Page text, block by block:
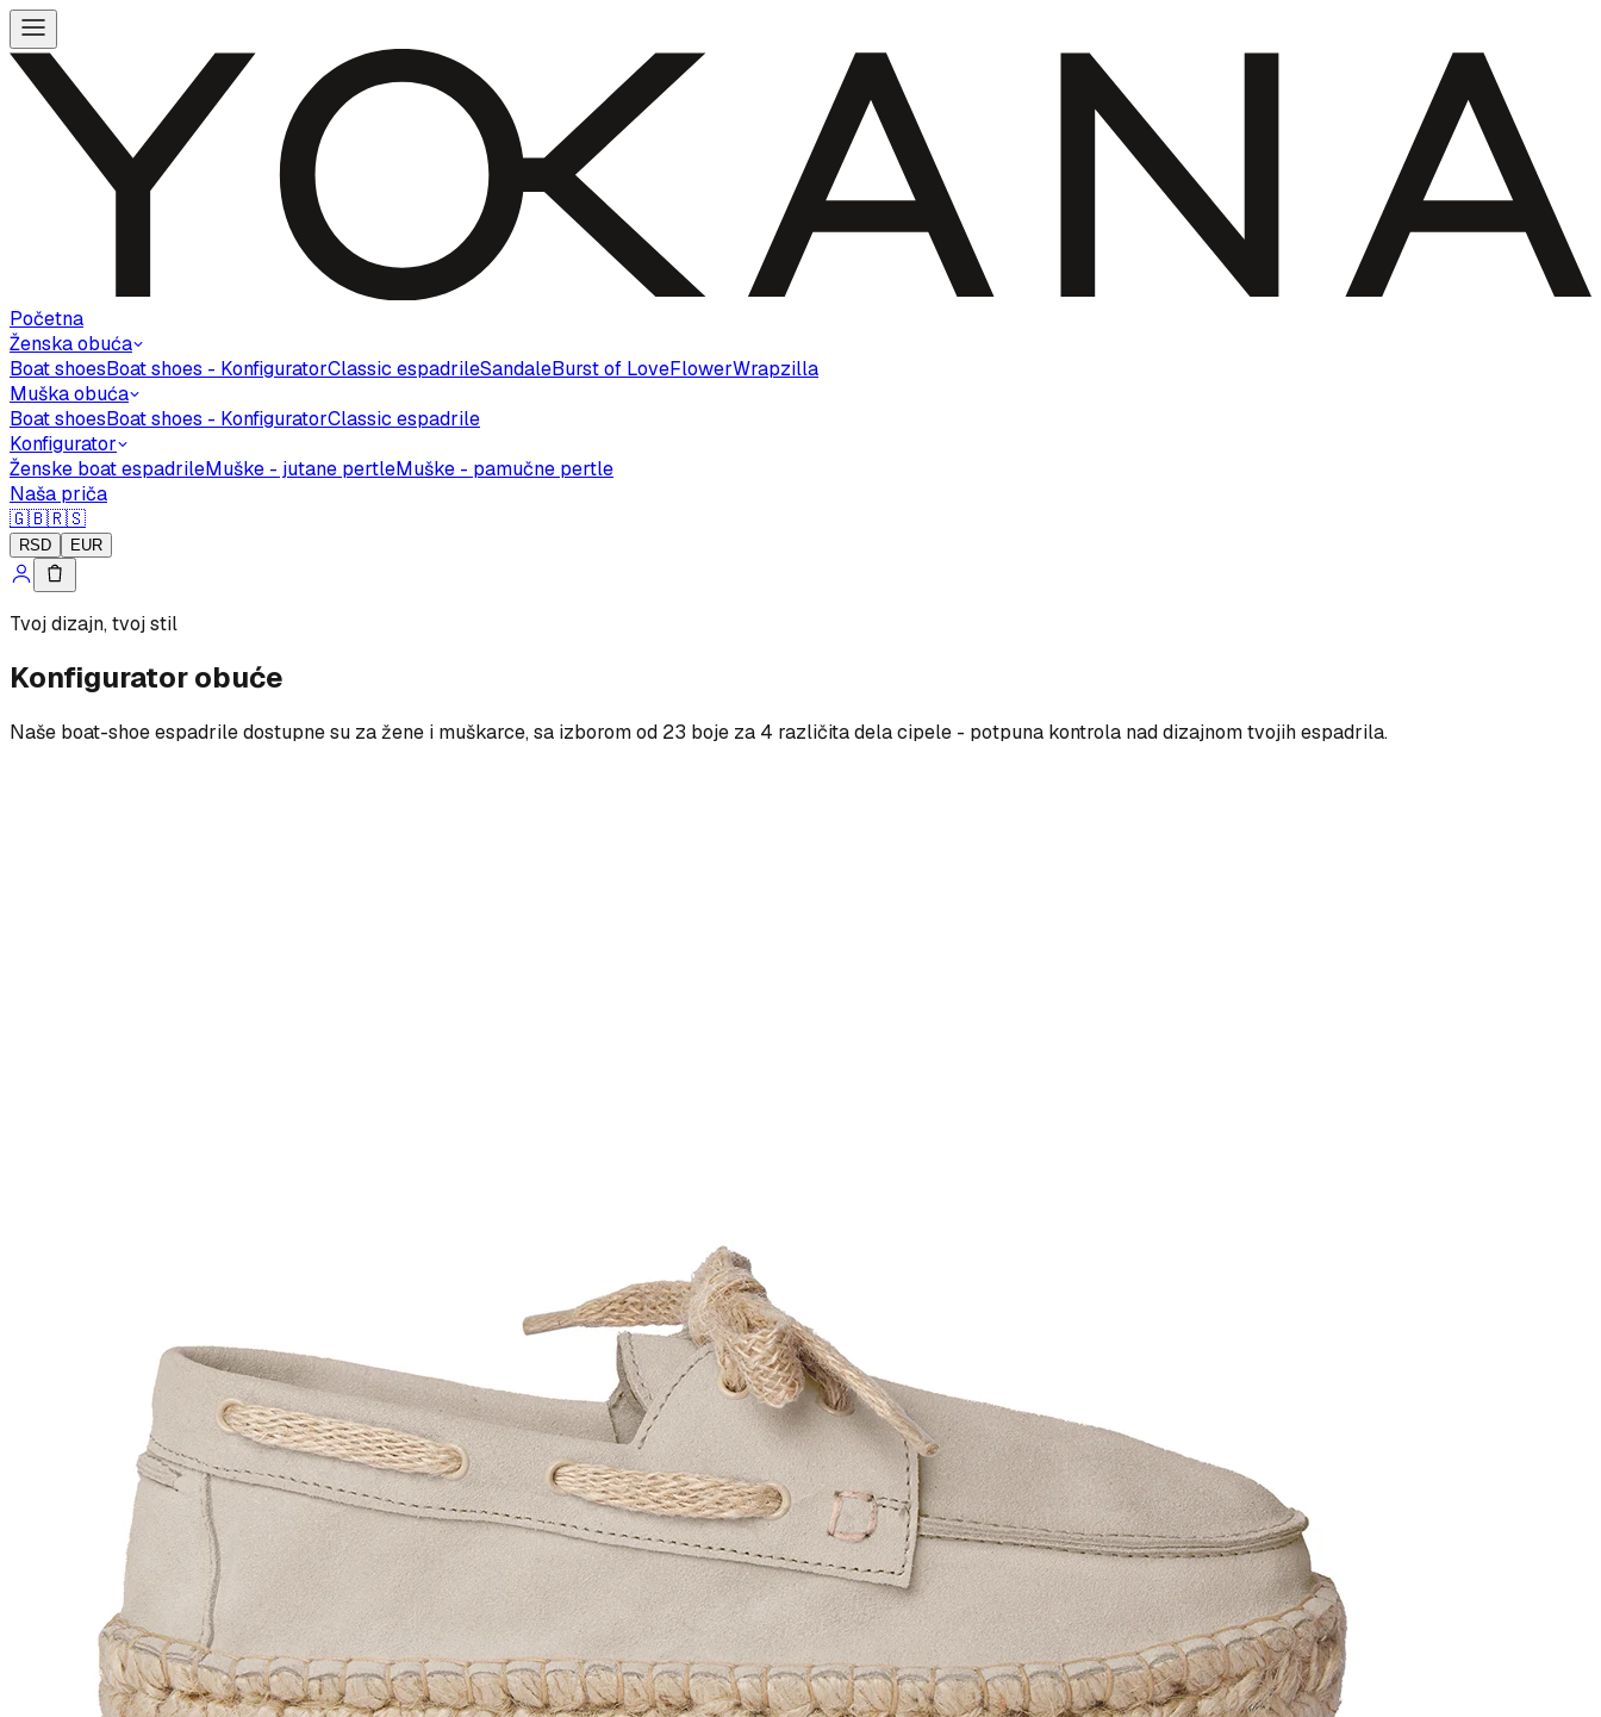
Početna
Ženska obuća
Boat shoesBoat shoes - KonfiguratorClassic espadrileSandaleBurst of LoveFlowerWrapzilla
Muška obuća
Boat shoesBoat shoes - KonfiguratorClassic espadrile
Konfigurator
Ženske boat espadrileMuške - jutane pertleMuške - pamučne pertle
Naša priča
🇬🇧🇷🇸
RSD EUR
Tvoj dizajn, tvoj stil
Konfigurator obuće
Naše boat-shoe espadrile dostupne su za žene i muškarce, sa izborom od 23 boje za 4 različita dela cipele - potpuna kontrola nad dizajnom tvojih espadrila.